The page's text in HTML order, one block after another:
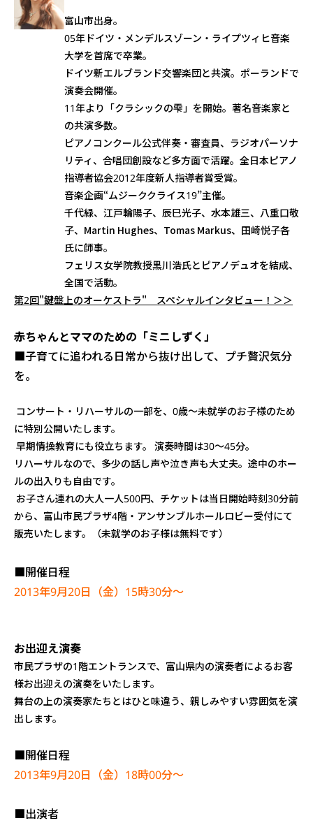
富山市出身。
05年ドイツ・メンデルスゾーン・ライプツィヒ音楽
大学を首席で卒業。
ドイツ新エルブランド交響楽団と共演。ポーランドで
演奏会開催。
11年より「クラシックの雫」を開始。著名音楽家と
の共演多数。
ピアノコンクール公式伴奏・審査員、ラジオパーソナ
リティ、合唱団創設など多方面で活躍。全日本ピアノ
指導者協会2012年度新人指導者賞受賞。
音楽企画“ムジーククライス19”主催。
千代緑、江戸輪陽子、辰巳光子、水本雄三、八重口敬
子、Martin Hughes、Tomas Markus、田崎悦子各
氏に師事。
フェリス女学院教授黒川浩氏とピアノデュオを結成、
全国で活動。
第2回"鍵盤上のオーケストラ" スペシャルインタビュー！＞＞
赤ちゃんとママのための「ミニしずく」
■子育てに追われる日常から抜け出して、プチ贅沢気分
を。
コンサート・リハーサルの一部を、0歳～未就学のお子様のため
に特別公開いたします。
早期情操教育にも役立ちます。 演奏時間は30～45分。
リハーサルなので、多少の話し声や泣き声も大丈夫。途中のホー
ルの出入りも自由です。
お子さん連れの大人一人500円、チケットは当日開始時刻30分前
から、富山市民プラザ4階・アンサンブルホールロビー受付にて
販売いたします。（未就学のお子様は無料です）
■開催日程
2013年9月20日（金）15時30分～
お出迎え演奏
市民プラザの1階エントランスで、富山県内の演奏者によるお客
様お出迎えの演奏をいたします。
舞台の上の演奏家たちとはひと味違う、親しみやすい雰囲気を演
出します。
■開催日程
2013年9月20日（金）18時00分～
■出演者